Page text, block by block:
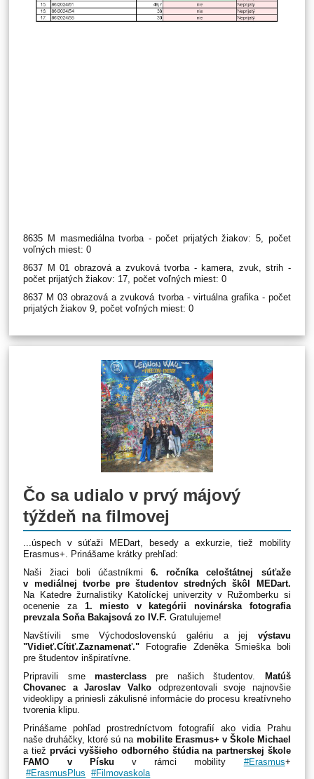
8635 M masmediálna tvorba - počet prijatých žiakov: 5, počet
voľných miest: 0
8637 M 01 obrazová a zvuková tvorba - kamera, zvuk, strih -
počet prijatých žiakov: 17, počet voľných miest: 0
8637 M 03 obrazová a zvuková tvorba - virtuálna grafika - počet
prijatých žiakov 9, počet voľných miest: 0
Čo sa udialo v prvý májový
týždeň na filmovej
...úspech v súťaži MEDart, besedy a exkurzie, tiež mobility
Erasmus+.
Prinášame krátky prehľad:
Naši žiaci boli účastníkmi6. ročníka celoštátnej súťaže
v mediálnej tvorbe pre študentov stredných škôl MEDart.
Na Katedre žurnalistiky Katolíckej univerzity v Ružomberku si
ocenenie za 1. miesto v kategórii novinárska fotografia
prevzala Soňa Bakajsová zo IV.F. Gratulujeme!
Navštívili smeVýchodoslovenskú galériu a jej výstavu
"Vidieť.Cítiť.Zaznamenať." Fotografie Zdeněka Smieška boli
pre študentov inšpiratívne.
Pripravili sme masterclasspre našich študentov.
Matúš
Chovanec a Jaroslav Valko odprezentovali svoje najnovšie
videoklipy a priniesli zákulisné informácie do procesu kreatívneho
tvorenia klipu.
Prinášame pohľad prostredníctvom fotografií ako vidia Prahu
naše druháčky, ktoré sú na mobilite Erasmus+ v Škole Michael
a tiež prváci vyššieho odborného štúdia na partnerskej škole
FAMO v Písku v rámci mobility #Erasmus+
#ErasmusPlus
#Filmovaskola